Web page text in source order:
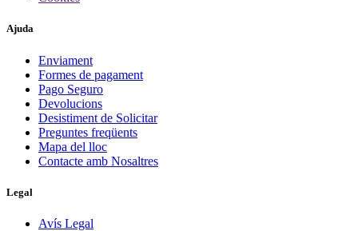
Preu
Fabricants
Busquets 6
CYP BRANDS
OXFORD
Ajuda
Enviament
Formes de pagament
Pago Seguro
Devolucions
Desistiment de Solicitar
Preguntes freqüents
Mapa del lloc
Contacte amb Nosaltres
Legal
Avís Legal